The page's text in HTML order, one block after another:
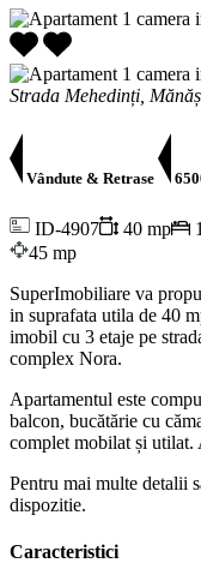
Strada Mehedinți,
Vândute & Retrase
ID-4907 40 mp
45 mp
SuperImobiliare va
in suprafata utila de 40
imobil cu 3 etaje pe
complex Nora.
Apartamentul este
balcon, bucătărie cu
complet mobilat și utilat.
Pentru mai multe detalii
dispozitie.
Caracteristici